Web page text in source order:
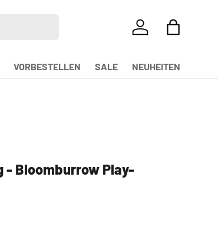
EINLOGGEN
VORBESTELLEN SALE NEUHEITEN
- Bloomburrow Play-